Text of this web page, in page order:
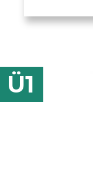
Ü1